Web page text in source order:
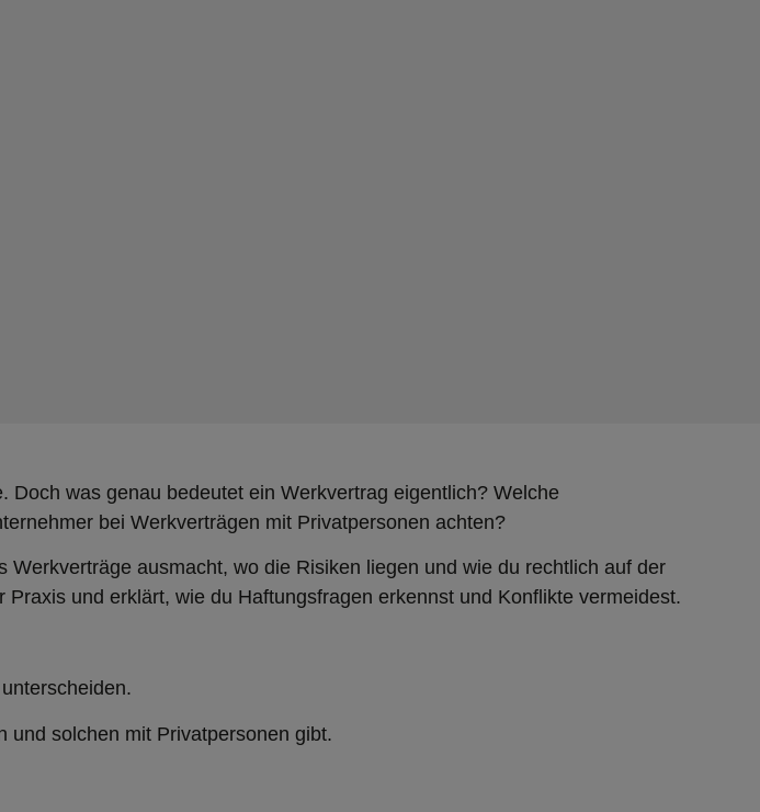
was genau bedeutet ein Werkvertrag eigentlich? Welche
bei Werkverträgen mit Privatpersonen achten?
Werkverträge ausmacht, wo die Risiken liegen und wie du rechtlich auf der
und erklärt, wie du Haftungsfragen erkennst und Konflikte vermeidest.
und solchen mit Privatpersonen gibt.